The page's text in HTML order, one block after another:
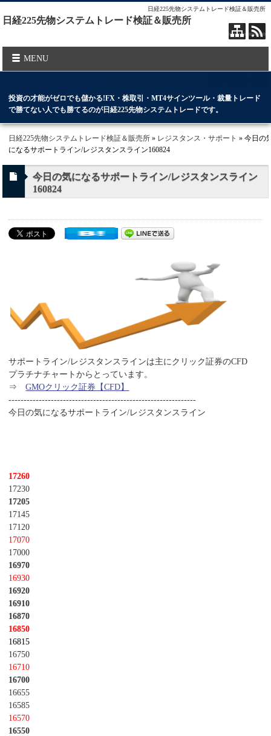
日経225先物システムトレード検証＆販売所
日経225先物システムトレード検証＆販売所
MENU
投資の才能がゼロでも儲かる!FX・株取引・MT4サインツール・裁量トレード
で勝てない人でも勝てるのが日経225先物システムトレードです。
日経225先物システムトレード検証＆販売所 » レジスタンス・サポート » 今日の
になるサポートライン/レジスタンスライン160824
今日の気になるサポートライン/レジスタンスライン
160824
サポートライン/レジスタンスラインは主にクリック証券のCFD
プラチナチャートからとっています。
⇒GMOクリック証券【CFD】
--------------------------------------------------------------
今日の気になるサポートライン/レジスタンスライン
17260
17230
17205
17145
17120
17070
17000
16970
16930
16920
16910
16870
16850
16815
16750
16710
16700
16655
16585
16570
16550